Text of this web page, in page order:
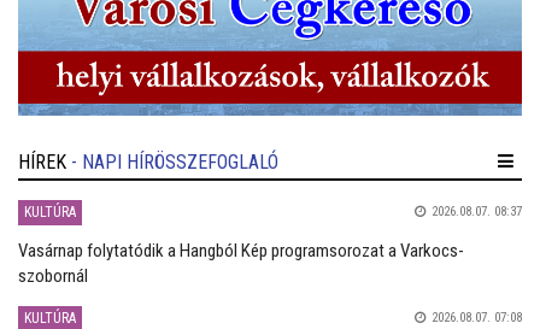
HÍREK - NAPI HÍRÖSSZEFOGLALÓ
KULTÚRA 2026.08.07. 08:37
Vasárnap folytatódik a Hangból Kép programsorozat a Varkocs-
szobornál
KULTÚRA 2026.08.07. 07:08